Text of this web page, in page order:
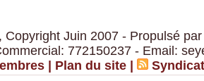
Copyright Juin 2007 - Propulsé
772150237 - Email:
Plan du site